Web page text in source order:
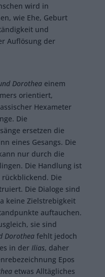
wird in
wie Ehe, Geburt
und
Auflösung der
Dorotheaeinem
orientiert,
Hexameter
Die
ersetzen die
eines Gesangs. Die
nur durch die
Die Handlung ist
Die
Die Dialoge sind
keine Zielstrebigkeit
auftauchen.
sie sind
Dorotheafehlt jedoch
in der Ilias, daher
Epos
etwas Alltägliches